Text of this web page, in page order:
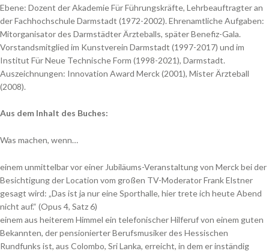
Ebene: Dozent der Akademie Für Führungskräfte, Lehrbeauftragter an
der Fachhochschule Darmstadt (1972-2002). Ehrenamtliche Aufgaben:
Mitorganisator des Darmstädter Ärzteballs, später Benefiz-Gala.
Vorstandsmitglied im Kunstverein Darmstadt (1997-2017) und im
Institut Für Neue Technische Form (1998-2021), Darmstadt.
Auszeichnungen: Innovation Award Merck (2001), Mister Ärzteball
(2008).
Aus dem Inhalt des Buches:
Was machen, wenn…
einem unmittelbar vor einer Jubiläums-Veranstaltung von Merck bei der
Besichtigung der Location vom großen TV-Moderator Frank Elstner
gesagt wird: „Das ist ja nur eine Sporthalle, hier trete ich heute Abend
nicht auf.“ (Opus 4, Satz 6)
einem aus heiterem Himmel ein telefonischer Hilferuf von einem guten
Bekannten, der pensionierter Berufsmusiker des Hessischen
Rundfunks ist, aus Colombo, Sri Lanka, erreicht, in dem er inständig